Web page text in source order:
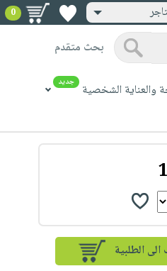
0
بحث متقدم
والعناية الشخصية جديد